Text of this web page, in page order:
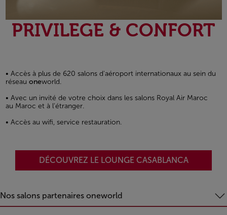
PRIVILEGE & CONFORT
• Accès à plus de 620 salons d'aéroport internationaux au sein du
réseau oneworld.
• Avec un invité de votre choix dans les salons Royal Air Maroc
au Maroc et à l'étranger.
• Accès au wifi, service restauration.
DÉCOUVREZ LE LOUNGE CASABLANCA
Nos salons partenaires oneworld